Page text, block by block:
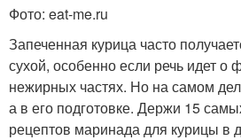
Фото: eat-me.ru
Запеченная курица часто
сухой, особенно если речь идет о
нежирных частях. Но на самом
а в его подготовке. Держи 15
рецептов маринада для курицы в